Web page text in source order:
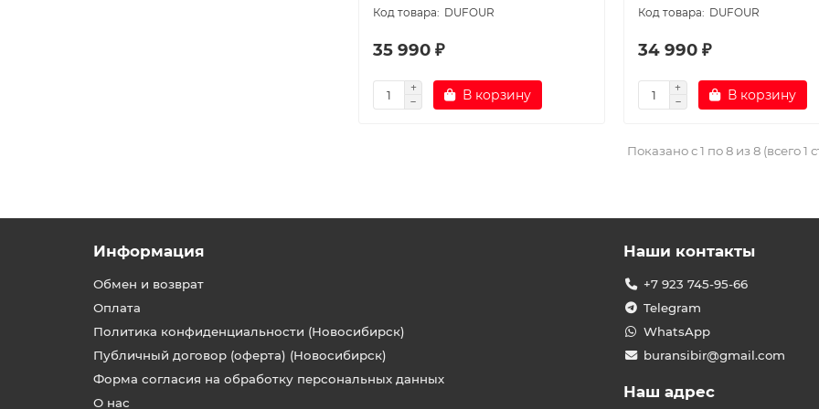
DUFOUR
35 990 ₽
В корзину
DUFOUR
34 990 ₽
В корзину
Показано с 1 по 8 из 8 (всего 1
Информация
Обмен и возврат
Оплата
Политика конфиденциальности (Новосибирск)
Публичный договор (оферта) (Новосибирск)
Форма согласия на обработку персональных данных
О нас
Наши контакты
+7 923 745-95-66
Telegram
WhatsApp
buransibir@gmail.com
Наш адрес